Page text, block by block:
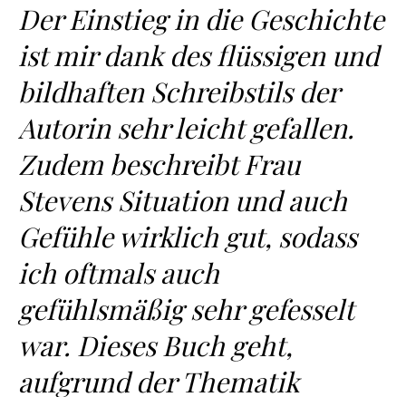
Der Einstieg in die Geschichte
ist mir dank des flüssigen und
bildhaften Schreibstils der
Autorin sehr leicht gefallen.
Zudem beschreibt Frau
Stevens Situation und auch
Gefühle wirklich gut, sodass
ich oftmals auch
gefühlsmäßig sehr gefesselt
war. Dieses Buch geht,
aufgrund der Thematik